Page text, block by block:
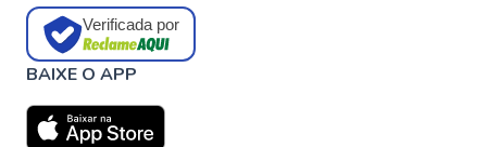
Verificada por
BAIXE O APP